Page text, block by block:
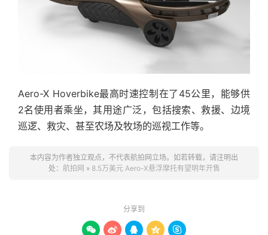
Aero-X Hoverbike最高时速控制在了45公里，能够供
2名使用者乘坐，其用途广泛，包括搜索、救援、边境
巡逻、救灾、甚至农场及牧场的巡视工作等。
本内容为作者独立观点，不代表航拍网立场。如若转载，请注明出
处： 航拍网 » 8.5万美元 Aero-X悬浮摩托有望明年开售
分享到
    